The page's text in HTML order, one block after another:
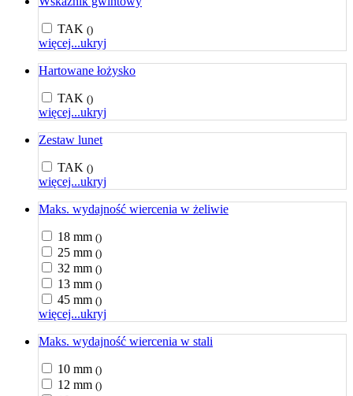
TAK ()
więcej...ukryj
Hartowane łożysko
TAK ()
więcej...ukryj
Zestaw lunet
TAK ()
więcej...ukryj
Maks. wydajność wiercenia w żeliwie
18 mm ()
25 mm ()
32 mm ()
13 mm ()
45 mm ()
więcej...ukryj
Maks. wydajność wiercenia w stali
10 mm ()
12 mm ()